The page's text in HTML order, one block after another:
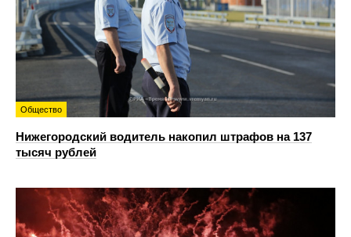
Общество
Нижегородский водитель накопил штрафов на 137
тысяч рублей